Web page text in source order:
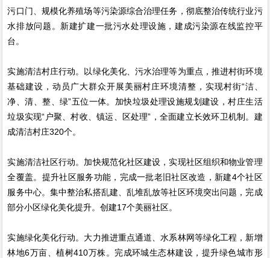
污口门、规模化养殖场等污染源综合治理任务，彻底整治传统行业污
水排放问题。新建扩建一批污水处理设施，建成污染源在线监控平
台。
实施清洁村庄行动。以绿化美化、污水治理等为重点，推进村街环境
基础建设，动员广大群众开展美丽村庄环境清整，实现村街“洁、
净、清、整、绿”五位一体。加快垃圾处理设施规划建设，村庄生活
垃圾实现“户聚、村收、镇运、区处理”，全面建立长效环卫机制。建
成清洁村庄320个。
实施清洁社区行动。加快规范化社区建设，实现社区组织和物业管理
全覆盖。提升社区服务功能，完成一批老旧社区改造，新建4个社区
服务中心。集中整治私搭乱建、乱堆乱放等社区环境突出问题，完成
部分小区绿化美化提升。创建17个美丽社区。
实施绿化美化行动。大力推进重点通道、水系林网等绿化工程，新增
林地6万亩、植树410万株。完成环城生态林建设，提升绿色城市形